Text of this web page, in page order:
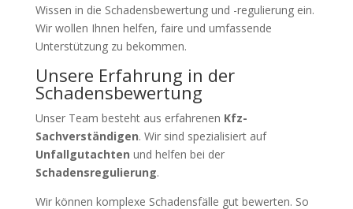
Wissen in die Schadensbewertung und -regulierung ein.
Wir wollen Ihnen helfen, faire und umfassende
Unterstützung zu bekommen.
Unsere Erfahrung in der
Schadensbewertung
Unser Team besteht aus erfahrenen Kfz-
Sachverständigen. Wir sind spezialisiert auf
Unfallgutachten und helfen bei der
Schadensregulierung.
Wir können komplexe Schadensfälle gut bewerten. So